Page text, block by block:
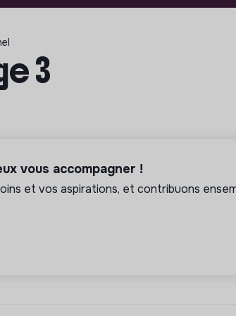
3
vous accompagner !
et vos aspirations, et contribuons